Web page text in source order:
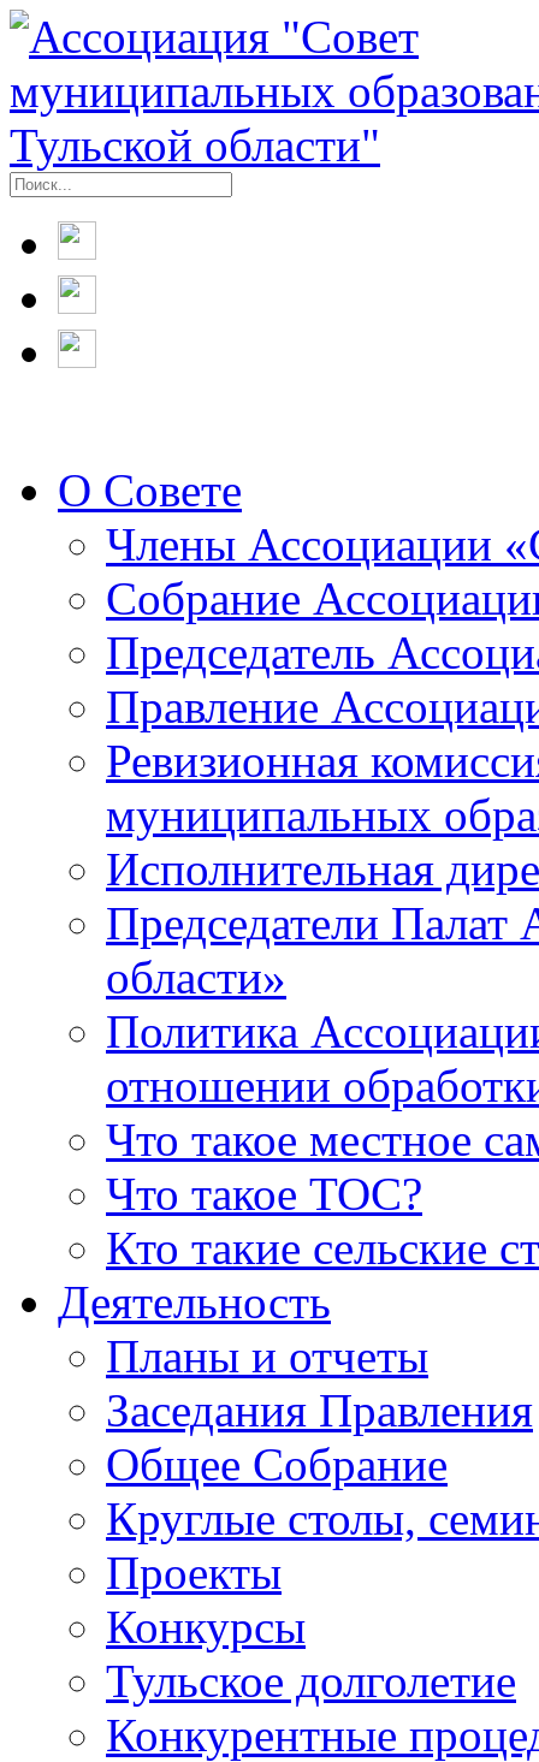
О Совете
Члены Ассоциации
Собрание
Председатель
Правление
Ревизионная
муниципальных
Исполнительная
Председатели
области»
Политика
отношении
Что такое местное
Что такое ТОС?
Кто такие сельские
Деятельность
Планы и отчеты
Заседания Правления
Общее Собрание
Круглые столы,
Проекты
Конкурсы
Тульское долголетие
Конкурентные